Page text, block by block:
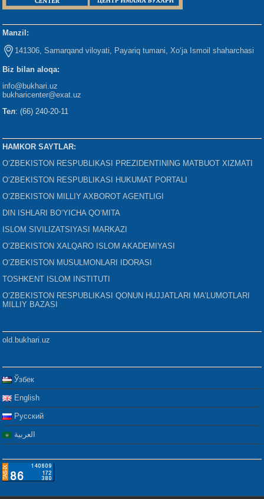
Manzil:
141306, Samarqand viloyati, Payariq tumani, Xo‘ja Ismoil shaharchasi
Biz bilan aloqa:
info@bukhari.uz
bukharicenter@exat.uz
Тел: (66) 240-20-11
HAMKOR SAYTLAR:
O‘ZBEKISTON RESPUBLIKASI PREZIDENTINING MATBUOT XIZMATI
O‘ZBEKISTON RESPUBLIKASI HUKUMAT PORTALI
O‘ZBEKISTON MILLIY AXBOROT AGENTLIGI
DIN ISHLARI BO‘YICHA QO‘MITA
ISLOM SIVILIZATSIYASI MARKAZI
O‘ZBEKISTON XALQARO ISLOM AKADEMIYASI
O‘ZBEKISTON MUSULMONLARI IDORASI
TOSHKENT ISLOM INSTITUTI
O‘ZBEKISTON RESPUBLIKASI QONUN HUJJATLARI MA’LUMOTLARI
MILLIY BAZASI
old.bukhari.uz
Ўзбек
English
Русский
العربية